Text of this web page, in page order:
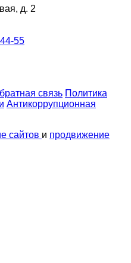
д. 2
55
связь Политика
Антикоррупционная
сайтов и продвижение